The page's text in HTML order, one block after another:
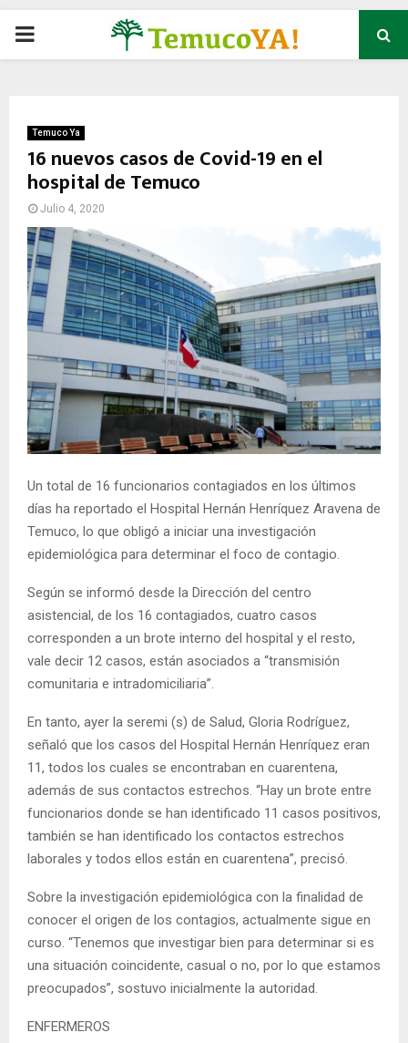
P
M
A
R
Y
M
E
N
U
Temuco Ya
16 nuevos casos de Covid-19 en el
hospital de Temuco
Julio 4, 2020
Un total de 16 funcionarios contagiados en los últimos
días ha reportado el Hospital Hernán Henríquez Aravena de
Temuco, lo que obligó a iniciar una investigación
epidemiológica para determinar el foco de contagio.
Según se informó desde la Dirección del centro
asistencial, de los 16 contagiados, cuatro casos
corresponden a un brote interno del hospital y el resto,
vale decir 12 casos, están asociados a “transmisión
comunitaria e intradomiciliaria”.
En tanto, ayer la seremi (s) de Salud, Gloria Rodríguez,
señaló que los casos del Hospital Hernán Henríquez eran
11, todos los cuales se encontraban en cuarentena,
además de sus contactos estrechos. “Hay un brote entre
funcionarios donde se han identificado 11 casos positivos,
también se han identificado los contactos estrechos
laborales y todos ellos están en cuarentena”, precisó.
Sobre la investigación epidemiológica con la finalidad de
conocer el origen de los contagios, actualmente sigue en
curso. “Tenemos que investigar bien para determinar si es
una situación coincidente, casual o no, por lo que estamos
preocupados”, sostuvo inicialmente la autoridad.
ENFERMEROS